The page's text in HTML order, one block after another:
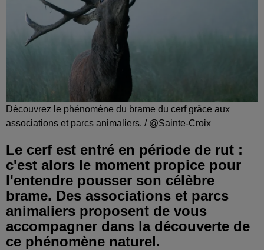
Découvrez le phénomène du brame du cerf grâce aux
associations et parcs animaliers. / @Sainte-Croix
Le cerf est entré en période de rut :
c'est alors le moment propice pour
l'entendre pousser son célèbre
brame. Des associations et parcs
animaliers proposent de vous
accompagner dans la découverte de
ce phénomène naturel.